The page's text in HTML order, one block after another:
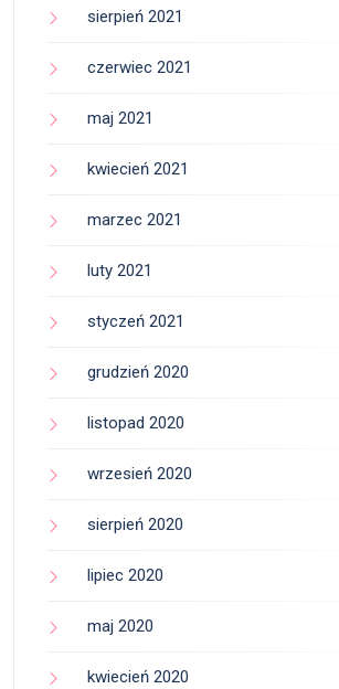
sierpień 2021
czerwiec 2021
maj 2021
kwiecień 2021
marzec 2021
luty 2021
styczeń 2021
grudzień 2020
listopad 2020
wrzesień 2020
sierpień 2020
lipiec 2020
maj 2020
kwiecień 2020